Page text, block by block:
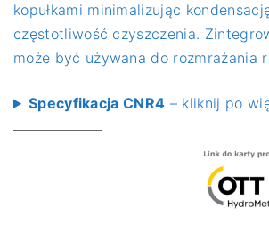
kopułkami minimalizując
częstotliwość czyszczenia.
może być używana do rozmrażania
Specyfikacja CNR4 – kliknij po